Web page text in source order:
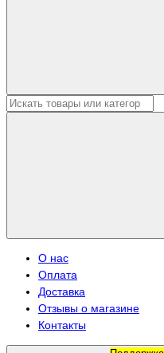
О нас
Оплата
Доставка
Отзывы о магазине
Контакты